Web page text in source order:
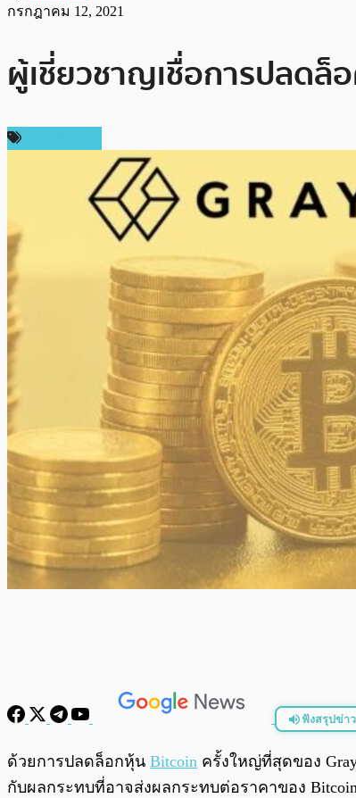
กรกฎาคม 12, 2021
ผู้เชี่ยวชาญเชื่อการปลดล็
ฟังสรุปข่าว
พร้อมเล่น
ด้วยการปลดล็อกหุ้น Bitcoin ครั้งใหญ่ที่สุดของ
กับผลกระทบที่อาจส่งผลกระทบต่อราคาของ